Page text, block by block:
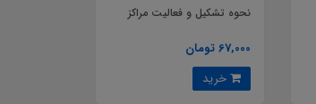
نحوه تشکیل و فعالیت مراکز
مصوب سال 1403
67,000 تومان
خرید